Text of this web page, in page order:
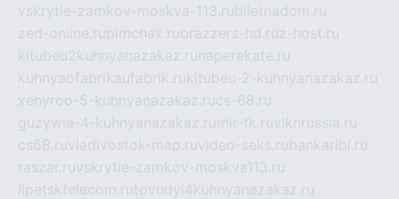
vskrytie-zamkov-moskva-113.rubiletnadom.ru
zed-online.rupimchax.rubrazzers-hd.ruz-host.ru
kitubeu2kuhnyanazakaz.ru naperekate.ru
kuhnyaofabrikaufabrik.rukitubeu-2-kuhnyanazakaz.ru
xehyroo-5-kuhnyanazakaz.rucs-68.ru
guzywia-4-kuhnyanazakaz.ru mir-tk.ruvlknrussia.ru
cs68.ruvladivostok-map.ruvideo-seks.rubankaribi.ru
raszar.ruvskrytie-zamkov-moskva113.ru
lipetsktelecom.rutovudyi4kuhnyanazakaz.ru